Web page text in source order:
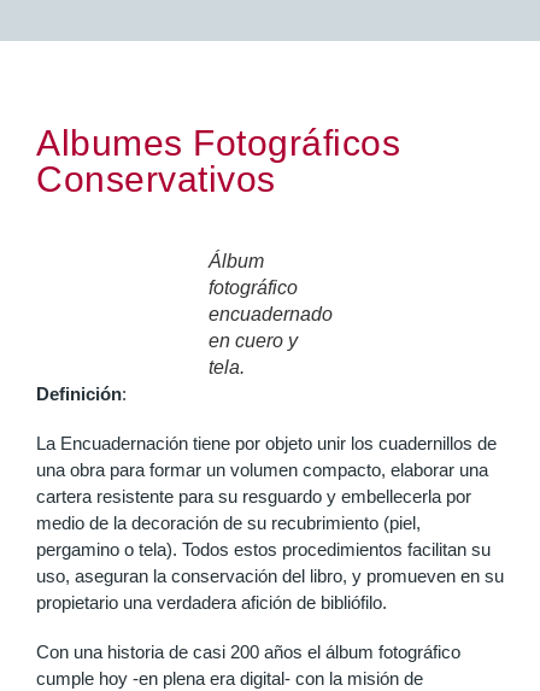
Albumes Fotográficos
Conservativos
Álbum
fotográfico
encuadernado
en cuero y
tela.
Definición:
La Encuadernación tiene por objeto unir los cuadernillos de
una obra para formar un volumen compacto, elaborar una
cartera resistente para su resguardo y embellecerla por
medio de la decoración de su recubrimiento (piel,
pergamino o tela). Todos estos procedimientos facilitan su
uso, aseguran la conservación del libro, y promueven en su
propietario una verdadera afición de bibliófilo.
Con una historia de casi 200 años el álbum fotográfico
cumple hoy -en plena era digital- con la misión de